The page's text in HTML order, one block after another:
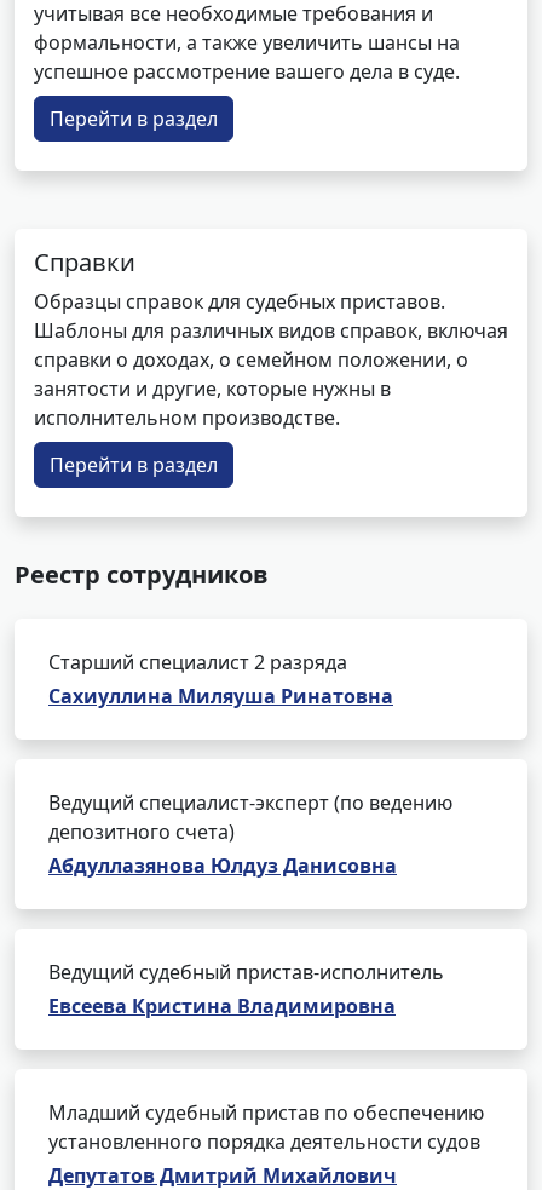
учитывая все необходимые требования и
формальности, а также увеличить шансы на
успешное рассмотрение вашего дела в суде.
Перейти в раздел
Справки
Образцы справок для судебных приставов.
Шаблоны для различных видов справок, включая
справки о доходах, о семейном положении, о
занятости и другие, которые нужны в
исполнительном производстве.
Перейти в раздел
Реестр сотрудников
Старший специалист 2 разряда
Сахиуллина Миляуша Ринатовна
Ведущий специалист-эксперт (по ведению
депозитного счета)
Абдуллазянова Юлдуз Данисовна
Ведущий судебный пристав-исполнитель
Евсеева Кристина Владимировна
Младший судебный пристав по обеспечению
установленного порядка деятельности судов
Депутатов Дмитрий Михайлович